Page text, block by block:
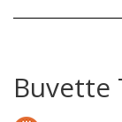
Buvette